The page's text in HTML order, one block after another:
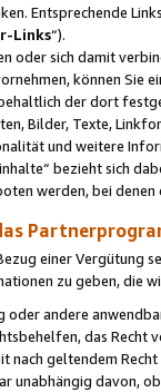
Entsprechende
Links“).
oder sich damit
können Sie
der dort
Bilder, Texte,
und weitere
bezieht sich
werden, bei
einer Vergütung
zu geben, die
oder andere
das
nach geltendem
unabhängig davon,